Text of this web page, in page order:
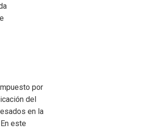
por
del
en la
este